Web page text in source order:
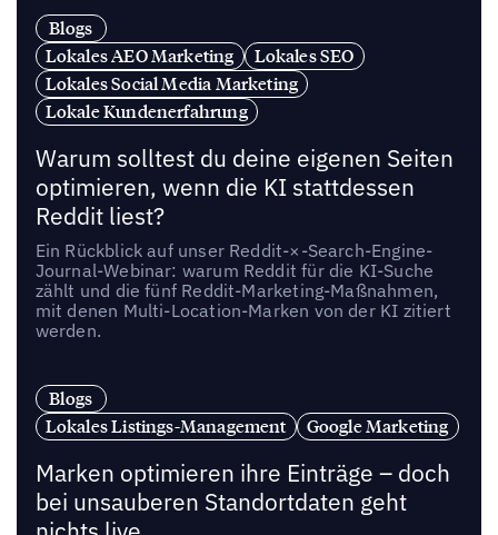
Blogs
Lokales AEO Marketing
Lokales SEO
Lokales Social Media Marketing
Lokale Kundenerfahrung
Warum solltest du deine eigenen Seiten
optimieren, wenn die KI stattdessen
Reddit liest?
Ein Rückblick auf unser Reddit-×-Search-Engine-
Journal-Webinar: warum Reddit für die KI-Suche
zählt und die fünf Reddit-Marketing-Maßnahmen,
mit denen Multi-Location-Marken von der KI zitiert
werden.
Blogs
Lokales Listings-Management
Google Marketing
Marken optimieren ihre Einträge – doch
bei unsauberen Standortdaten geht